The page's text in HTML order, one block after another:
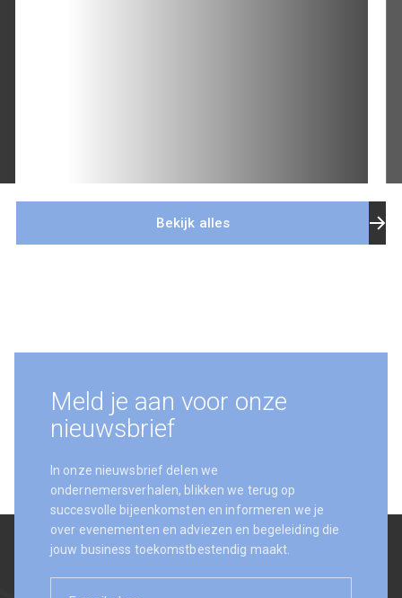
Bekijk alles
Meld je aan voor onze
nieuwsbrief
In onze nieuwsbrief delen we
ondernemersverhalen, blikken we terug op
succesvolle bijeenkomsten en informeren we je
over evenementen en adviezen en begeleiding die
jouw business toekomstbestendig maakt.